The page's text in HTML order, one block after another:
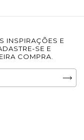
INSPIRAÇÕES E
SE E
COMPRA.